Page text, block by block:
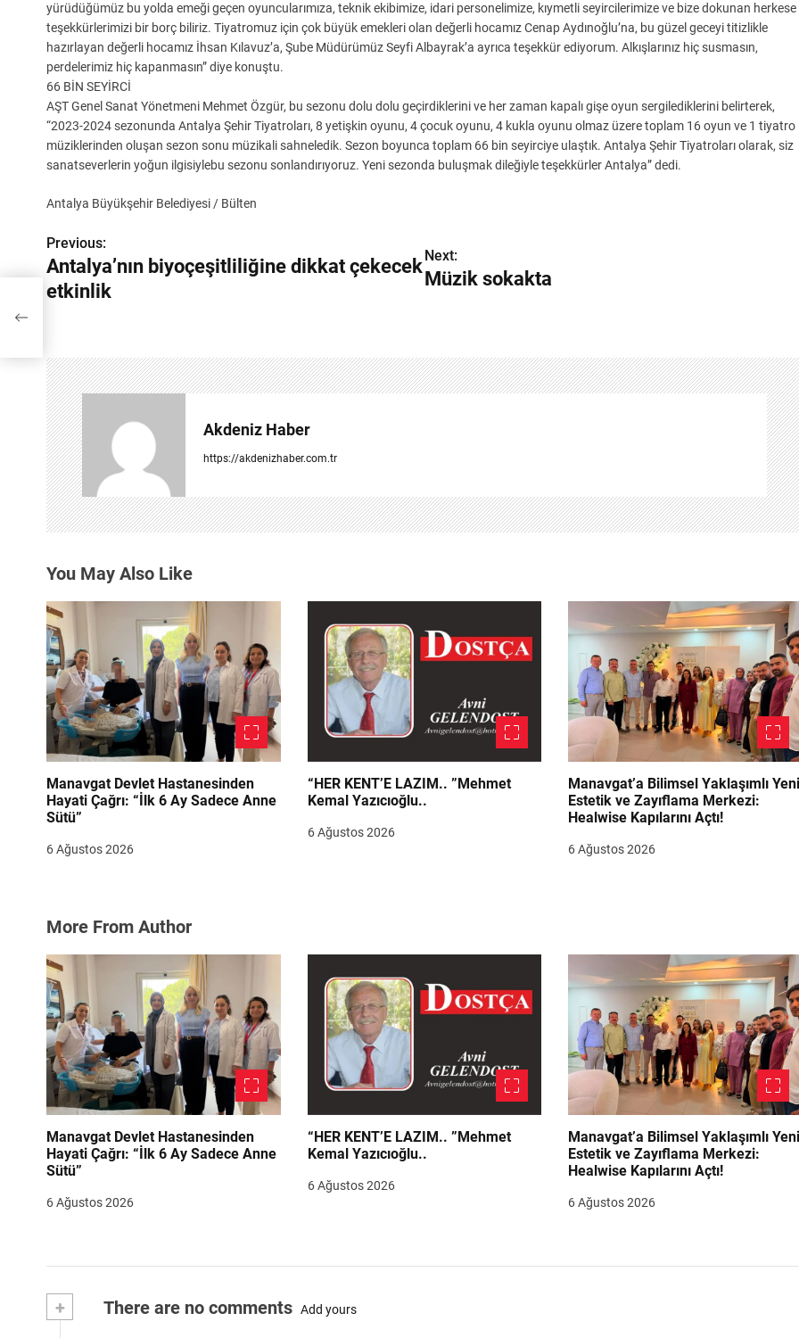
yürüdüğümüz bu yolda emeği geçen oyuncularımıza, teknik ekibimize, idari personelimize, kıymetli seyircilerimize ve bize dokunan herkese
teşekkürlerimizi bir borç biliriz. Tiyatromuz için çok büyük emekleri olan değerli hocamız Cenap Aydınoğlu’na, bu güzel geceyi titizlikle
hazırlayan değerli hocamız İhsan Kılavuz’a, Şube Müdürümüz Seyfi Albayrak’a ayrıca teşekkür ediyorum. Alkışlarınız hiç susmasın,
perdelerimiz hiç kapanmasın” diye konuştu.
66 BİN SEYİRCİ
AŞT Genel Sanat Yönetmeni Mehmet Özgür, bu sezonu dolu dolu geçirdiklerini ve her zaman kapalı gişe oyun sergilediklerini belirterek,
“2023-2024 sezonunda Antalya Şehir Tiyatroları, 8 yetişkin oyunu, 4 çocuk oyunu, 4 kukla oyunu olmaz üzere toplam 16 oyun ve 1 tiyatro
müziklerinden oluşan sezon sonu müzikali sahneledik. Sezon boyunca toplam 66 bin seyirciye ulaştık. Antalya Şehir Tiyatroları olarak, siz
sanatseverlerin yoğun ilgisiylebu sezonu sonlandırıyoruz. Yeni sezonda buluşmak dileğiyle teşekkürler Antalya” dedi.
Antalya Büyükşehir Belediyesi / Bülten
Y
a
g
e
z
i
n
e
s
i
Previous:
Antalya’nın biyoçeşitliliğine dikkat çekecek
etkinlik
Next:
Müzik sokakta
Akdeniz Haber
https://akdenizhaber.com.tr
You May Also Like
Manavgat Devlet Hastanesinden
Hayati Çağrı: “İlk 6 Ay Sadece Anne
Sütü”
6 Ağustos 2026
“HER KENT’E LAZIM.. ”Mehmet
Kemal Yazıcıoğlu..
6 Ağustos 2026
Manavgat’a Bilimsel Yaklaşımlı
Estetik ve Zayıflama Merkezi:
Healwise Kapılarını Açtı!
6 Ağustos 2026
More From Author
Manavgat Devlet Hastanesinden
Hayati Çağrı: “İlk 6 Ay Sadece Anne
Sütü”
6 Ağustos 2026
“HER KENT’E LAZIM.. ”Mehmet
Kemal Yazıcıoğlu..
6 Ağustos 2026
Manavgat’a Bilimsel Yaklaşımlı
Estetik ve Zayıflama Merkezi:
Healwise Kapılarını Açtı!
6 Ağustos 2026
+ There are no comments Add yours